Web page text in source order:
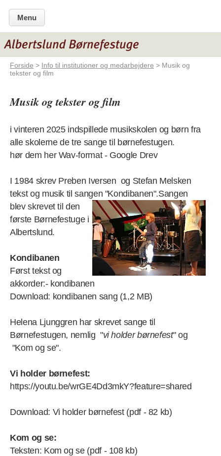
Menu
Forside > Info til institutioner og medarbejdere > Musik og
tekster og film
Musik og tekster og film
i vinteren 2025 indspillede musikskolen og børn fra
alle skolerne de tre sange til børnefestugen.
hør dem her Wav-format - Google Drev
I 1984 skrev Preben Iversen og Stefan Melsken
tekst og musik til sangen "Kondibanen".Sangen
blev skrevet til den
første Børnefestuge i
Albertslund.
Kondibanen
Først tekst og
akkorder:- kondibanen
Download: kondibanen sang (1,2 MB)
Helena Ljunggren har skrevet sange til
Børnefestugen, nemlig "vi holder børnefest" og
"Kom og se".
Vi holder børnefest:
https://youtu.be/wrGE4Dd3mkY?feature=shared
Download: Vi holder børnefest (pdf - 82 kb)
Kom og se:
Teksten: Kom og se (pdf - 108 kb)